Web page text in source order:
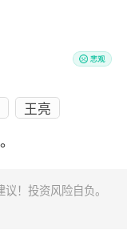
王亮
！投资风险自负。